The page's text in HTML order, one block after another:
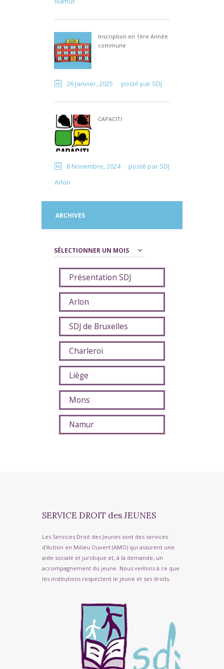
Inscription en 1ère Année
commune
26 Janvier, 2025 posté par SDJ
CAPACITI
8 Novembre, 2024 posté par SDJ
Arlon
ARCHIVES
Archives
Présentation SDJ
Arlon
SDJ de Bruxelles
Charleroi
Liège
Mons
Namur
SERVICE DROIT des JEUNES
Les Services Droit des Jeunes sont des services
d'Action en Milieu Ouvert (AMO) qui assurent une
aide sociale et juridique et, à la demande, un
accompagnement du jeune. Nous veillons à ce que
les institutions respectent le jeune et ses droits.